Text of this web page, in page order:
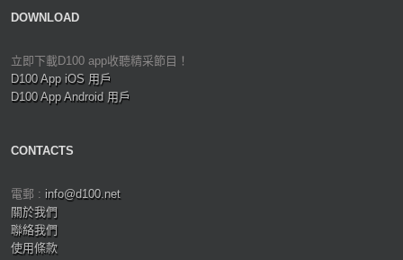
DOWNLOAD
立即下載D100 app收聽精采節目！
D100 App iOS 用戶
D100 App Android 用戶
CONTACTS
電郵 : info@d100.net
關於我們
聯絡我們
使用條款